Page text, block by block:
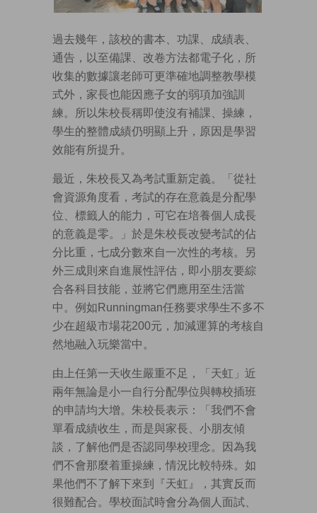
過去幾年，該校的書本、功課、成績表、
通告，以至備課、改卷方法都電子化，所
收集的數據讓老師可更準確地調整教學模
式外，家長也能因應子女的弱項加強訓
練。所以朱校長稱即使沒有補課、操練，
學生的整體成績仍明顯上升，原因是學習
效能有所提升。
最近，朱校長又為考試重新定義。「從社
會資源角度看，考試的存在意義是分配學
位、標籤人的能力，可它在培養個人成長
的意義是零。」於是朱校長改變考試的佔
分比重，七成分數來自一次性的考核。另
外三成則來自進展性評估，即小朋友要綜
合各科目技能，並將它們應用至生活當
中。例如Runningman任務要求學生不多不
少在超級市場花200元，加減運算的考核自
然地融入玩樂當中。
由上任第一天收生嚴重不足，「天虹」近
兩年無論是小一自行分配學位與轉校插班
的申請均大增。朱校長表示：「我們不會
單看成績收生，而是與家長、小朋友傾
談，了解他們是否認同學校理念。因為我
們不會那麼着重操練，情況比較特殊。如
果他們不了解下來到『天虹』，其實反而
很難配合。學校面試時會分為個人面試、